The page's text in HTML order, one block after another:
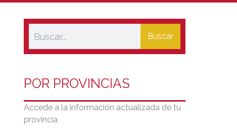
Buscar
POR PROVINCIAS
Accede a la información actualizada de tu
provincia